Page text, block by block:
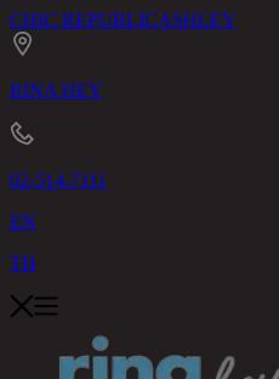
CHIC REPUBLICASHLEY
RINA HEY
02-514-7111
EN
TH